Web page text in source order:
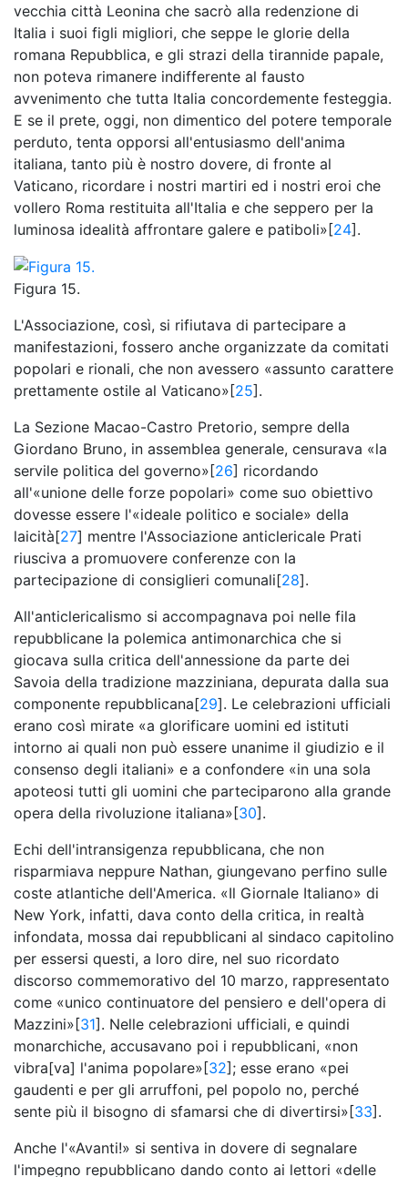
vecchia città Leonina che sacrò alla redenzione di
Italia i suoi figli migliori, che seppe le glorie della
romana Repubblica, e gli strazi della tirannide papale,
non poteva rimanere indifferente al fausto
avvenimento che tutta Italia concordemente festeggia.
E se il prete, oggi, non dimentico del potere temporale
perduto, tenta opporsi all'entusiasmo dell'anima
italiana, tanto più è nostro dovere, di fronte al
Vaticano, ricordare i nostri martiri ed i nostri eroi che
vollero Roma restituita all'Italia e che seppero per la
luminosa idealità affrontare galere e patiboli»[24].
Figura 15.
L'Associazione, così, si rifiutava di partecipare a
manifestazioni, fossero anche organizzate da comitati
popolari e rionali, che non avessero «assunto carattere
prettamente ostile al Vaticano»[25].
La Sezione Macao-Castro Pretorio, sempre della
Giordano Bruno, in assemblea generale, censurava «la
servile politica del governo»[26] ricordando
all'«unione delle forze popolari» come suo obiettivo
dovesse essere l'«ideale politico e sociale» della
laicità[27] mentre l'Associazione anticlericale Prati
riusciva a promuovere conferenze con la
partecipazione di consiglieri comunali[28].
All'anticlericalismo si accompagnava poi nelle fila
repubblicane la polemica antimonarchica che si
giocava sulla critica dell'annessione da parte dei
Savoia della tradizione mazziniana, depurata dalla sua
componente repubblicana[29]. Le celebrazioni ufficiali
erano così mirate «a glorificare uomini ed istituti
intorno ai quali non può essere unanime il giudizio e il
consenso degli italiani» e a confondere «in una sola
apoteosi tutti gli uomini che parteciparono alla grande
opera della rivoluzione italiana»[30].
Echi dell'intransigenza repubblicana, che non
risparmiava neppure Nathan, giungevano perfino sulle
coste atlantiche dell'America. «Il Giornale Italiano» di
New York, infatti, dava conto della critica, in realtà
infondata, mossa dai repubblicani al sindaco capitolino
per essersi questi, a loro dire, nel suo ricordato
discorso commemorativo del 10 marzo, rappresentato
come «unico continuatore del pensiero e dell'opera di
Mazzini»[31]. Nelle celebrazioni ufficiali, e quindi
monarchiche, accusavano poi i repubblicani, «non
vibra[va] l'anima popolare»[32]; esse erano «pei
gaudenti e per gli arruffoni, pel popolo no, perché
sente più il bisogno di sfamarsi che di divertirsi»[33].
Anche l'«Avanti!» si sentiva in dovere di segnalare
l'impegno repubblicano dando conto ai lettori «delle